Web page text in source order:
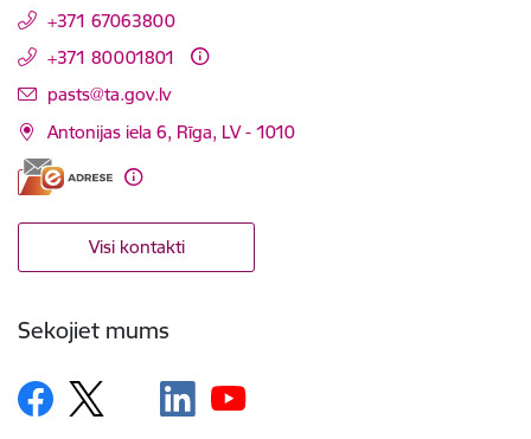
+371 67063800
+371 80001801
E-pasts:
pasts@ta.gov.lv
Antonijas iela 6, Rīga, LV - 1010
Visi kontakti
Sekojiet mums